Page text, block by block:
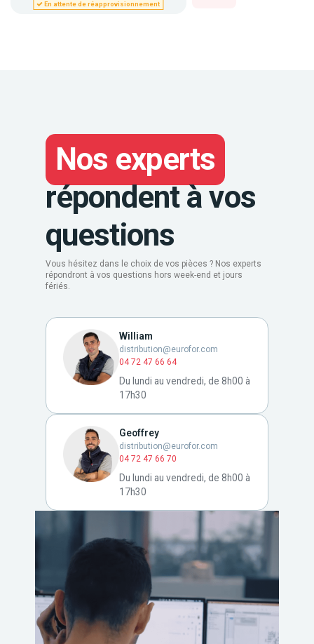
En attente de réapprovisionnement
Nos experts
répondent à vos
questions
Vous hésitez dans le choix de vos pièces ? Nos experts
répondront à vos questions hors week-end et jours
fériés.
William
distribution@eurofor.com
04 72 47 66 64
Du lundi au vendredi, de 8h00 à
17h30
Geoffrey
distribution@eurofor.com
04 72 47 66 70
Du lundi au vendredi, de 8h00 à
17h30